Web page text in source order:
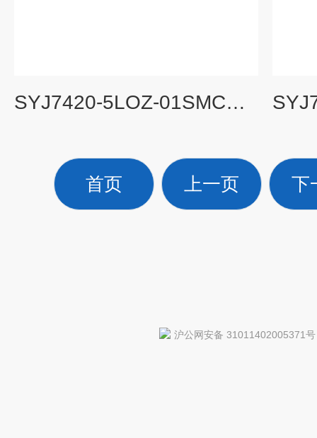
SYJ7420-5LOZ-01SMC电磁阀各系列分类简介
首页 上一页 下
沪公网安备 31011402005371号